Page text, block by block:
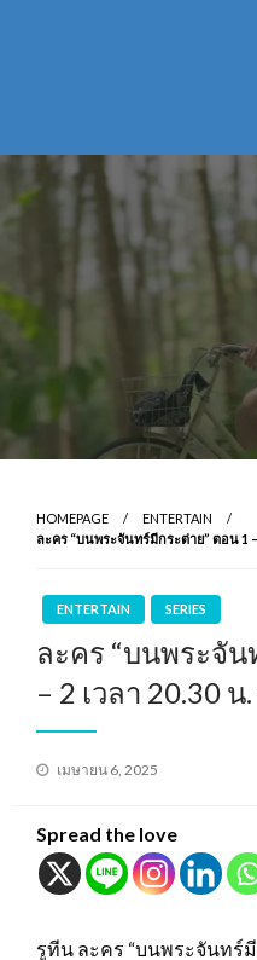
HOMEPAGE
ENTERTAIN
ละคร “บนพระจันทร์มีกระต่าย” ตอน 1 –
ENTERTAIN SERIES
ละคร “บนพระจั
– 2 เวลา 20.30
Posted
เมษายน 6, 2025
Spread the love
รูทีน ละคร “บนพระจันทร์